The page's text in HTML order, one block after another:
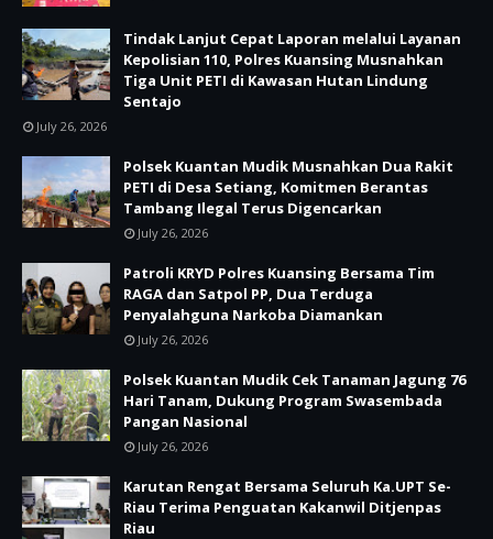
Tindak Lanjut Cepat Laporan melalui Layanan
Kepolisian 110, Polres Kuansing Musnahkan
Tiga Unit PETI di Kawasan Hutan Lindung
Sentajo
July 26, 2026
Polsek Kuantan Mudik Musnahkan Dua Rakit
PETI di Desa Setiang, Komitmen Berantas
Tambang Ilegal Terus Digencarkan
July 26, 2026
Patroli KRYD Polres Kuansing Bersama Tim
RAGA dan Satpol PP, Dua Terduga
Penyalahguna Narkoba Diamankan
July 26, 2026
Polsek Kuantan Mudik Cek Tanaman Jagung 76
Hari Tanam, Dukung Program Swasembada
Pangan Nasional
July 26, 2026
Karutan Rengat Bersama Seluruh Ka.UPT Se-
Riau Terima Penguatan Kakanwil Ditjenpas
Riau